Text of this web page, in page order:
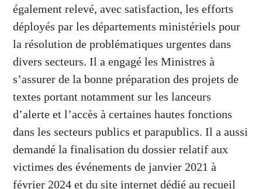
également relevé, avec satisfaction, les efforts
déployés par les départements ministériels pour
la résolution de problématiques urgentes dans
divers secteurs. Il a engagé les Ministres à
s’assurer de la bonne préparation des projets de
textes portant notamment sur les lanceurs
d’alerte et l’accès à certaines hautes fonctions
dans les secteurs publics et parapublics. Il a aussi
demandé la finalisation du dossier relatif aux
victimes des événements de janvier 2021 à
février 2024 et du site internet dédié au recueil